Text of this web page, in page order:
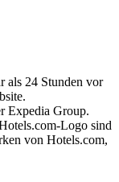
als 24 Stunden vor
Expedia Group.
Logo sind
von Hotels.com,